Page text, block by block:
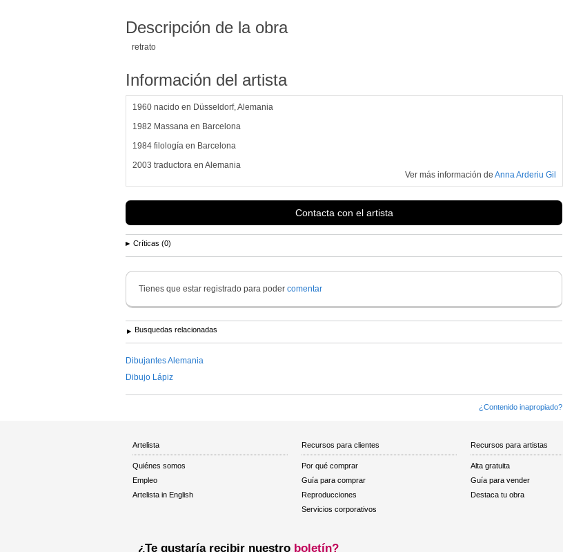
Descripción de la obra
retrato
Información del artista
1960 nacido en Düsseldorf, Alemania
1982 Massana en Barcelona
1984 filología en Barcelona
2003 traductora en Alemania
Ver más información de Anna Arderiu Gil
Contacta con el artista
Críticas (0)
Tienes que estar registrado para poder comentar
Busquedas relacionadas
Dibujantes Alemania
Dibujo Lápiz
¿Contenido inapropiado?
Artelista
Quiénes somos
Empleo
Artelista in English
Recursos para clientes
Por qué comprar
Guía para comprar
Reproducciones
Servicios corporativos
Recursos para artistas
Alta gratuita
Guía para vender
Destaca tu obra
¿Te gustaría recibir nuestro boletín?